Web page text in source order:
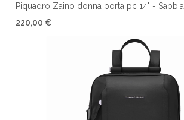
Piquadro Zaino donna porta pc 14" - Sabbia
220,00 €